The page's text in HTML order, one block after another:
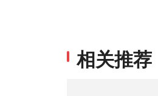
相关推荐